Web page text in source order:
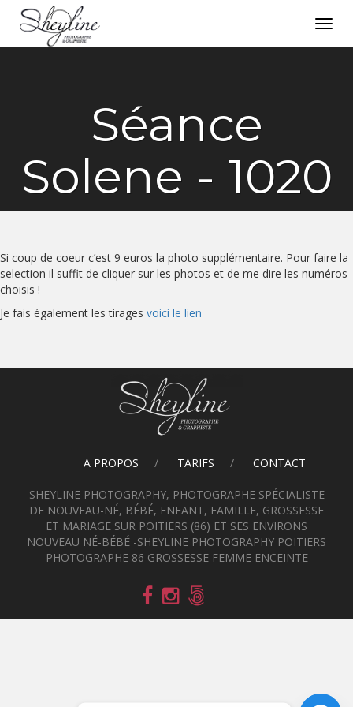
Séance
Solene - 1020
Si coup de coeur c’est 9 euros la photo supplémentaire. Pour faire la
selection il suffit de cliquer sur les photos et de me dire les numéros
choisis !
Je fais également les tirages voici le lien
A PROPOS TARIFS CONTACT
SHEYLINE PHOTOGRAPHY, PHOTOGRAPHE SPÉCIALISTE
DE NOUVEAU-NÉ, BÉBÉ, ENFANT, FAMILLE, GROSSESSE
ET MARIAGE SUR POITIERS (86) ET SES ENVIRONS
NOUVEAU NÉ-BÉBÉ -SHEYLINE PHOTOGRAPHY POITIERS
PHOTOGRAPHE 86 GROSSESSE FEMME ENCEINTE